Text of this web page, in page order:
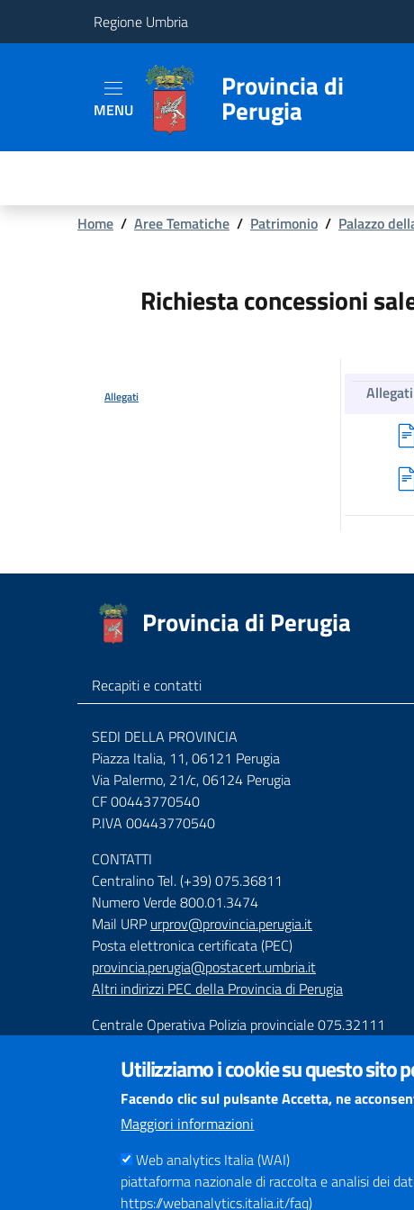
Regione Umbria
Tematiche
MENU
Provincia di
Perugia
Briciole
pane
Home / Aree Tematiche / Patrimonio / Palazzo
Richiesta concessioni
Allegati Allegati
Provincia di Perugia
Recapiti e contatti
SEDI DELLA PROVINCIA
Piazza Italia, 11, 06121 Perugia
Via Palermo, 21/c, 06124 Perugia
CF 00443770540
P.IVA 00443770540
CONTATTI
Centralino Tel. (+39) 075.36811
Numero Verde 800.01.3474
Mail URP urprov@provincia.perugia.it
Posta elettronica certificata (PEC)
provincia.perugia@postacert.umbria.it
Altri indirizzi PEC della Provincia di Perugia
Centrale Operativa Polizia provinciale 075.32111
Emergenza Stradale 335.6425246
Numeri Emergenza dei Comprensori
Infoviabilità
Utilizziamo i cookie su questo sito
Facendo clic sul pulsante Accetta, ne
Maggiori informazioni
Web analytics Italia (WAI)
piattaforma nazionale di raccolta e analisi dei
https://webanalytics.italia.it/faq)